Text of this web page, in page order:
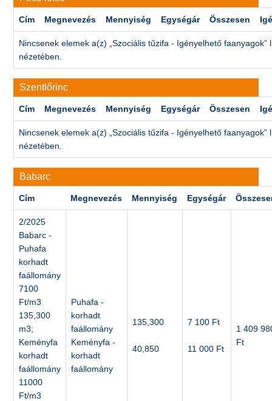
Cím Megnevezés Mennyiség Egységár Összesen
Nincsenek elemek a(z) „Szociális tűzifa - Igényelhető faanyagok”
nézetében.
Szentlőrinc
Cím Megnevezés Mennyiség Egységár Összesen
Nincsenek elemek a(z) „Szociális tűzifa - Igényelhető faanyagok”
nézetében.
Babarc
Cím Megnevezés Mennyiség Egységár
2/2025
Babarc -
Puhafa
korhadt
faállomány
7100
Ft/m3
135,300
m3;
Keményfa
korhadt
faállomány
11000
Ft/m3
Puhafa -
korhadt
faállomány
Keményfa -
korhadt
faállomány
135,300
40,850
7 100 Ft
11 000 Ft
1 409
Ft